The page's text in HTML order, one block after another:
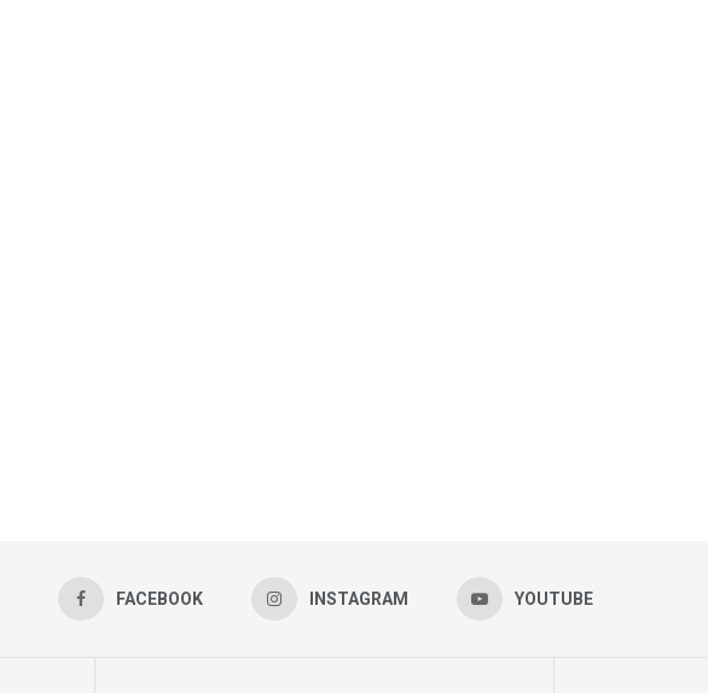
FACEBOOK INSTAGRAM YOUTUBE